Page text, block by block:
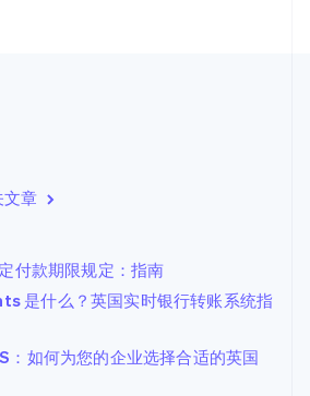
文章
付款期限规定：指南
是什么？英国实时银行转账系统指
：如何为您的企业选择合适的英国